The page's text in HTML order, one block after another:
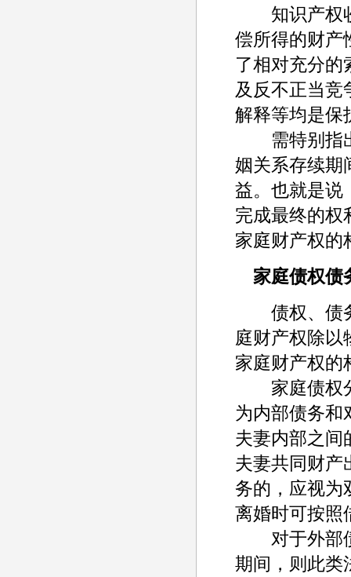
知识产权收
偿所得的财产
了相对充分的
及反不正当竞
解释等均是保
需特别指出
姻关系存续期
益。也就是说
完成最终的权
家庭财产权的
家庭债权债
债权、债务
庭财产权除以
家庭财产权的
家庭债权分
为内部债务和
夫妻内部之间
夫妻共同财产
务的，应视为
离婚时可按照
对于外部债
期间，则此类